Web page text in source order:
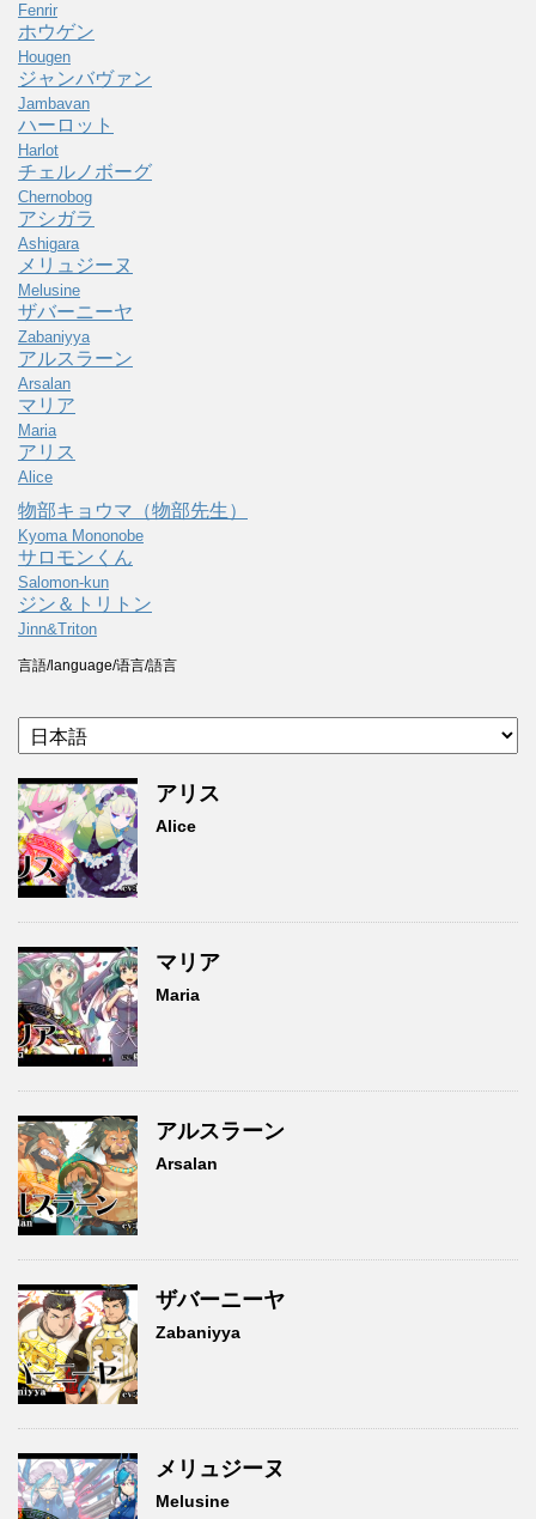
Fenrir
ホウゲン
Hougen
ジャンバヴァン
Jambavan
ハーロット
Harlot
チェルノボーグ
Chernobog
アシガラ
Ashigara
メリュジーヌ
Melusine
ザバーニーヤ
Zabaniyya
アルスラーン
Arsalan
マリア
Maria
アリス
Alice
物部キョウマ（物部先生）
Kyoma Mononobe
サロモンくん
Salomon-kun
ジン＆トリトン
Jinn&Triton
言語/language/语言/語言
アリス
Alice
マリア
Maria
アルスラーン
Arsalan
ザバーニーヤ
Zabaniyya
メリュジーヌ
Melusine